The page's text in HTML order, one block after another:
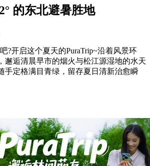
的东北避暑胜地
?开启这个夏天的PuraTrip~沿着风景环
邂逅清晨早市的烟火与松江源湿地的水天
手定格满目青绿，留存夏日清新治愈瞬